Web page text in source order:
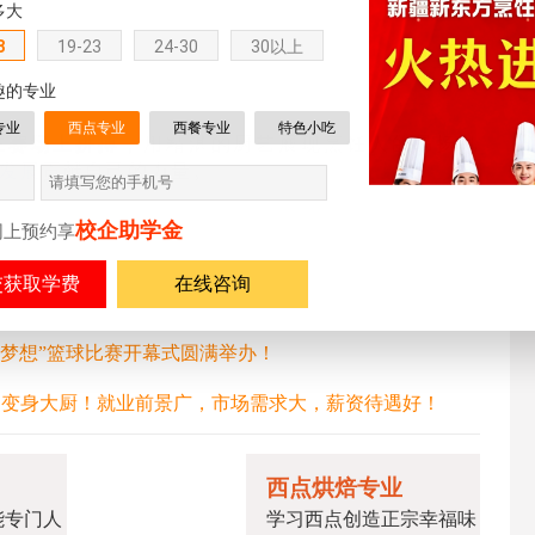
场上拼搏，用精湛的厨艺展现烹饪人的昂扬风
发展贡献自己的力量。
想”篮球比赛开幕式圆满举办！
身大厨！就业前景广，市场需求大，薪资待遇好！
门人
西点烘焙专业
学习西点创造正宗幸福味
大
19-23 24-30 30以上
的专业
业 西点专业 西餐专业 特色小吃
预约享校企助学金
在线咨询